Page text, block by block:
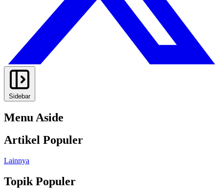
Sidebar
Menu Aside
Artikel Populer
Lainnya
Topik Populer